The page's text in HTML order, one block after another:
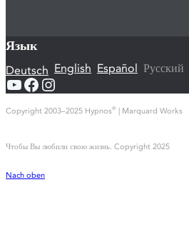
Язык
Deutsch English Español Русский
YouTube
Facebook
Instagram
Copyright 2003–2025 Hypnos® | Marquard Works
Чтобы Вы любили свою жизнь. Copyright 2025
Nach oben